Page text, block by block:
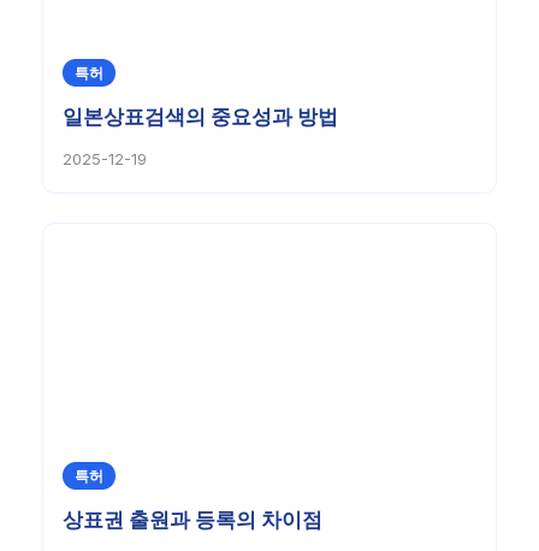
특허
일본상표검색의 중요성과 방법
2025-12-19
특허
상표권 출원과 등록의 차이점